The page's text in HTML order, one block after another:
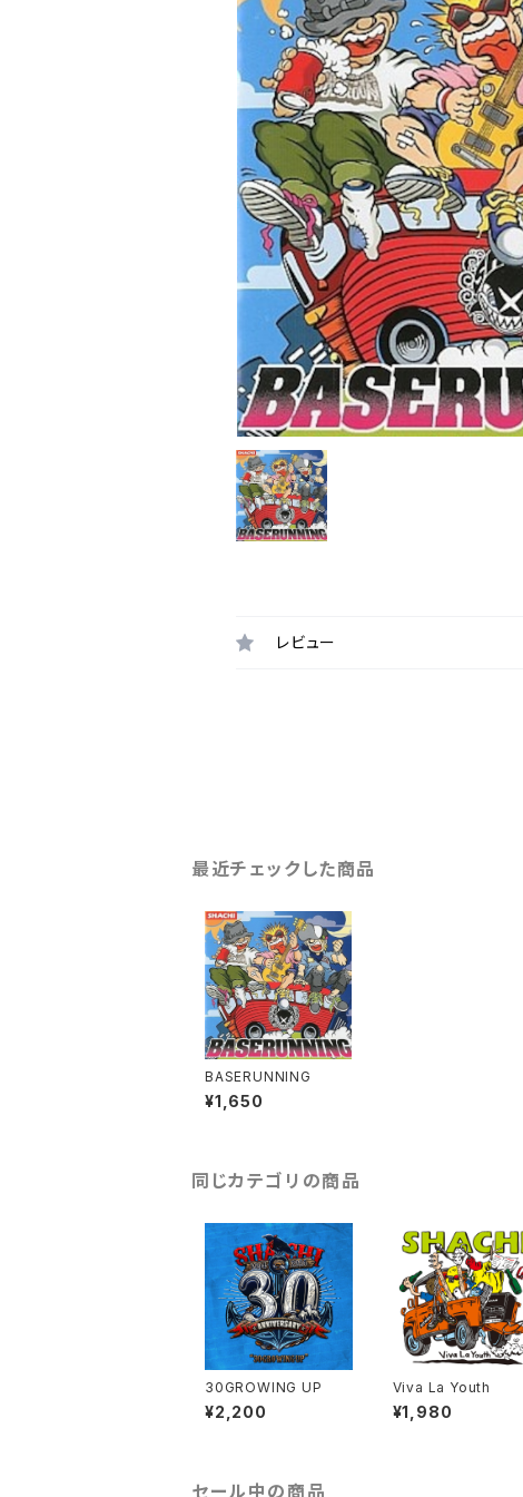
レビュー
最近チェックした商品
BASERUNNING
¥1,650
同じカテゴリの商品
30GROWING UP
¥2,200
Viva La Youth
¥1,980
セール中の商品